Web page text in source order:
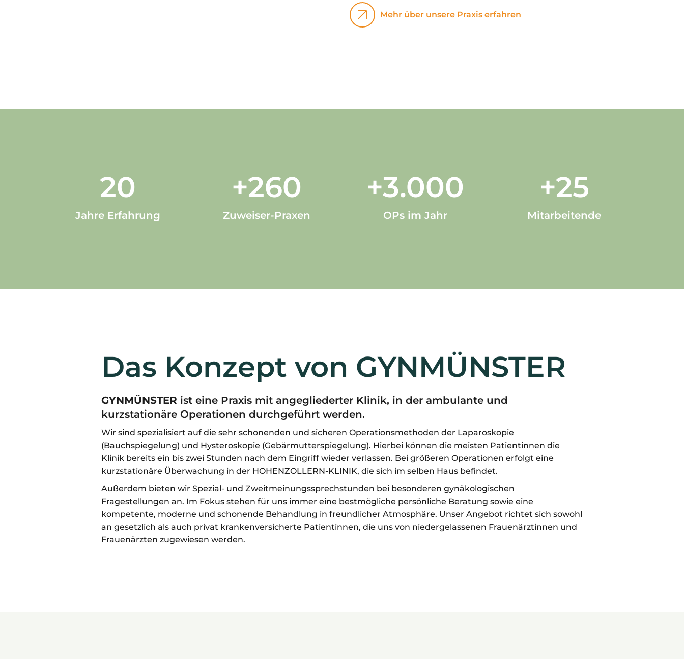
Mehr über unsere Praxis erfahren
20
Jahre Erfahrung
+260
Zuweiser-Praxen
+3.000
OPs im Jahr
+25
Mitarbeitende
Das Konzept von GYNMÜNSTER
GYNMÜNSTER ist eine Praxis mit angegliederter Klinik, in der ambulante und
kurzstationäre Operationen durchgeführt werden.
Wir sind spezialisiert auf die sehr schonenden und sicheren Operationsmethoden der Laparoskopie
(Bauchspiegelung) und Hysteroskopie (Gebärmutterspiegelung). Hierbei können die meisten Patientinnen die
Klinik bereits ein bis zwei Stunden nach dem Eingriff wieder verlassen. Bei größeren Operationen erfolgt eine
kurzstationäre Überwachung in der HOHENZOLLERN-KLINIK, die sich im selben Haus befindet.
Außerdem bieten wir Spezial- und Zweitmeinungssprechstunden bei besonderen gynäkologischen
Fragestellungen an. Im Fokus stehen für uns immer eine bestmögliche persönliche Beratung sowie eine
kompetente, moderne und schonende Behandlung in freundlicher Atmosphäre. Unser Angebot richtet sich sowohl
an gesetzlich als auch privat krankenversicherte Patientinnen, die uns von niedergelassenen Frauenärztinnen und
Frauenärzten zugewiesen werden.